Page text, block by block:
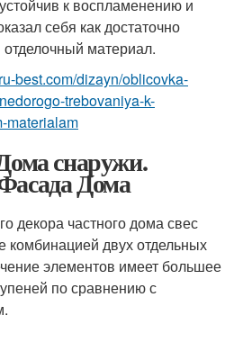
к воспламенению и
себя как достаточно
материал.
best.com/dizayn/oblicovka-
trebovaniya-k-
materialam
снаружи.
Дома
декора частного дома свес
комбинацией двух отдельных
элементов имеет большее
по сравнению с